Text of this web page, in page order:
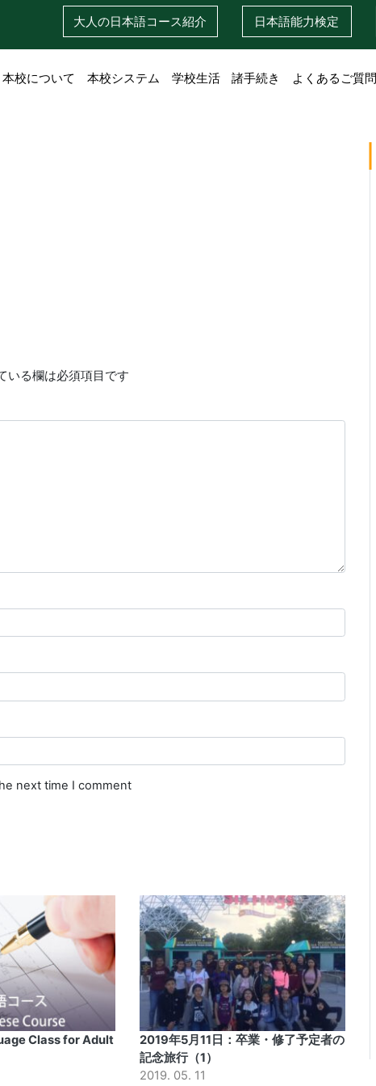
大人の日本語コース紹介 日本語能力検定
本校について 本校システム 学校生活 諸手続き よくあるご質問
いる欄は必須項目です
next time I comment
Class for Adult
2019年5月11日：卒業・修了予定者の
記念旅行（1）
2019. 05. 11